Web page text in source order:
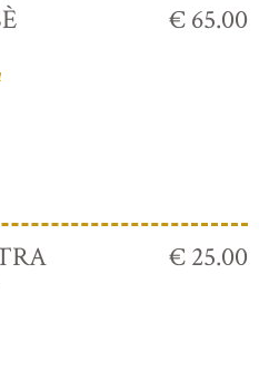
€ 65.00
€ 25.00